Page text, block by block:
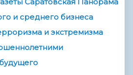
и среднего бизнеса
и экстремизма